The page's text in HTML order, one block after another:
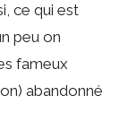
ce qui est
peu on
fameux
abandonné